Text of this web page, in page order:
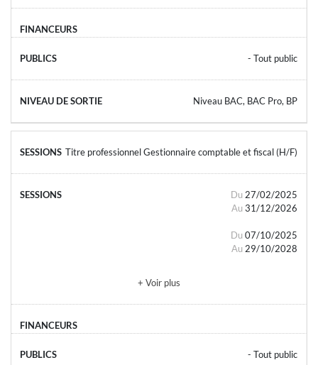
- Tout public
Niveau BAC, BAC Pro, BP
Titre professionnel Gestionnaire comptable et fiscal (H/F)
Du 27/02/2025
Au 31/12/2026
Du 07/10/2025
Au 29/10/2028
+ Voir plus
- Tout public